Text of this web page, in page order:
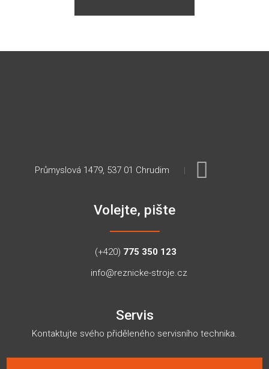
Průmyslová 1479, 537 01 Chrudim
Volejte, pište
(+420) 775 350 123
info@reznicke-stroje.cz
Servis
Kontaktujte svého přiděleného servisního technika.